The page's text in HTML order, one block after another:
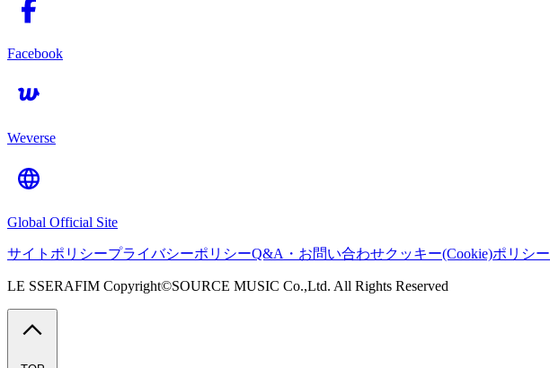
Facebook
Weverse
Global Official Site
サイトポリシープライバシーポリシーQ&A・お問い合わせクッキー(Cookie)ポリシー
LE SSERAFIM Copyright©SOURCE MUSIC Co.,Ltd. All Rights Reserved